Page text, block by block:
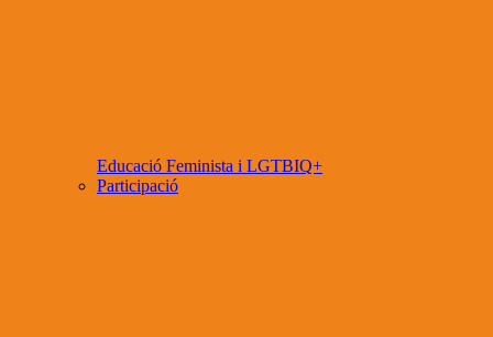
Educació Feminista i LGTBIQ+
Participació